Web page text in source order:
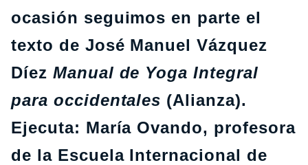
ocasión seguimos en parte el
texto de José Manuel Vázquez
Díez Manual de Yoga Integral
para occidentales (Alianza).
Ejecuta: María Ovando, profesora
de la Escuela Internacional de